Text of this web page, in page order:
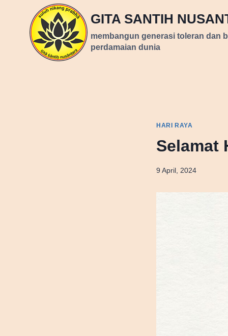
GITA SANTIH
membangun generasi toleran dan
perdamaian dunia
HARI RAYA
Selamat
9 April, 2024